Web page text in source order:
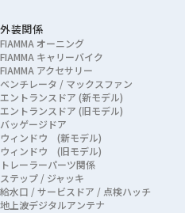
外装関係
FIAMMA オーニング
FIAMMA キャリーバイク
FIAMMA アクセサリー
ベンチレータ / マックスファン
エントランスドア (新モデル)
エントランスドア (旧モデル)
バッゲージドア
ウィンドウ (新モデル)
ウィンドウ (旧モデル)
トレーラーパーツ関係
ステップ / ジャッキ
給水口 / サービスドア / 点検ハッチ
地上波デジタルアンテナ